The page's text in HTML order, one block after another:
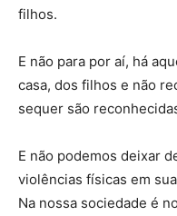
filhos.
E não para por aí, há
casa, dos filhos e não
sequer são
E não podemos deixar
violências físicas em
Na nossa sociedade é